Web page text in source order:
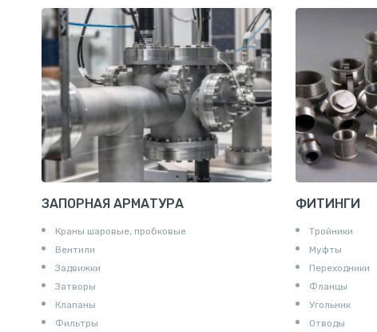
ЗАПОРНАЯ АРМАТУРА
Краны шаровые, пробковые
Вентили
Задвижки
Затворы
Клапаны
Фильтры
ФИТИНГИ
Тройники
Муфты
Переходники
Фланцы
Угольник
Отводы